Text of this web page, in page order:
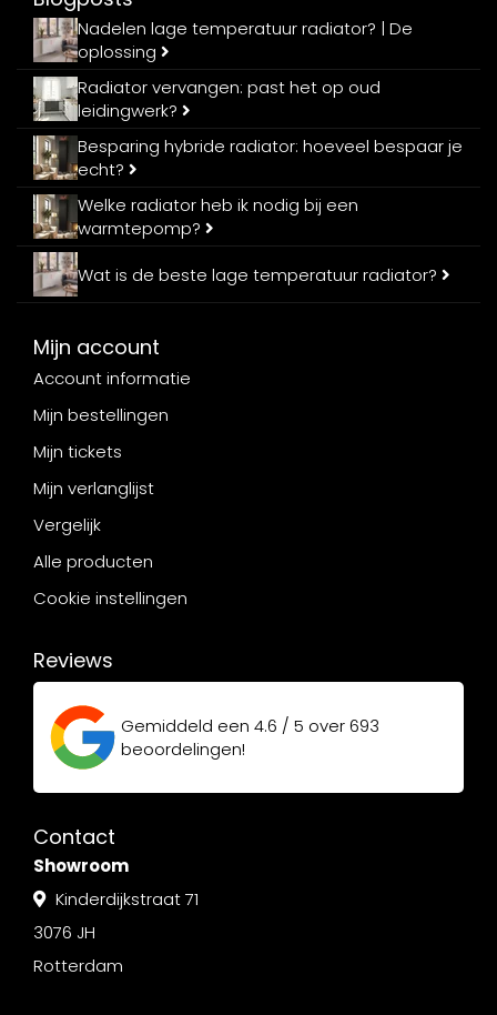
Nadelen lage temperatuur radiator? | De
oplossing
Radiator vervangen: past het op oud
leidingwerk?
Besparing hybride radiator: hoeveel bespaar je
echt?
Welke radiator heb ik nodig bij een
warmtepomp?
Wat is de beste lage temperatuur radiator?
Mijn account
Account informatie
Mijn bestellingen
Mijn tickets
Mijn verlanglijst
Vergelijk
Alle producten
Cookie instellingen
Reviews
Gemiddeld een 4.6 / 5 over693
beoordelingen!
Contact
Showroom
Kinderdijkstraat 71
3076 JH
Rotterdam